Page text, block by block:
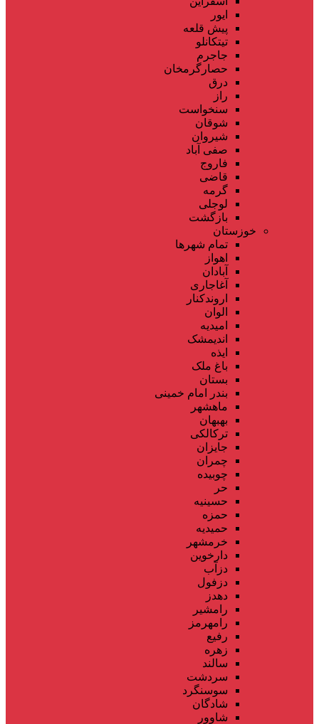
ایور
پیش قلعه
تیتکانلو
جاجرم
حصارگرمخان
درق
راز
سنخواست
شوقان
شیروان
صفی آباد
فاروج
قاضی
گرمه
لوجلی
بازگشت
خوزستان
تمام شهر‌ها
اهواز
آبادان
آغاجاری
اروندکنار
الوان
امیدیه
اندیمشک
ایذه
باغ ملک
بستان
بندر امام خمینی
ماهشهر
بهبهان
ترکالکی
جایزان
چمران
چوبیده
حر
حسینیه
حمزه
حمیدیه
خرمشهر
دارخوین
دزآب
دزفول
دهدز
رامشیر
رامهرمز
رفیع
زهره
سالند
سردشت
سوسنگرد
شادگان
شاوور